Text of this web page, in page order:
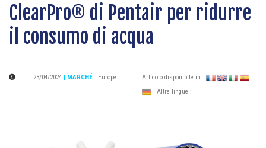
ClearPro® di Pentair per ridurre
il consumo di acqua
23/04/2024 | MARCHÉ : Europe
Articolo disponibile in :
| Altre lingue :